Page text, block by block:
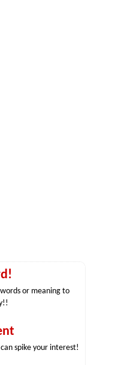
or meaning to
spike your interest!